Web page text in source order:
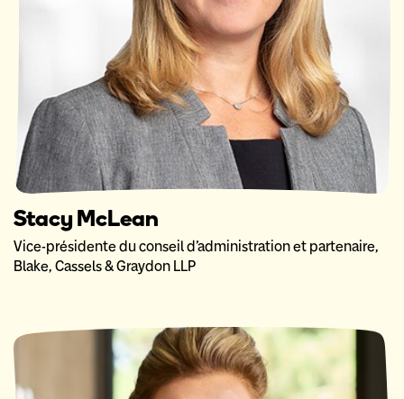
Stacy McLean
Vice-présidente du conseil d’administration et partenaire,
Blake, Cassels & Graydon LLP